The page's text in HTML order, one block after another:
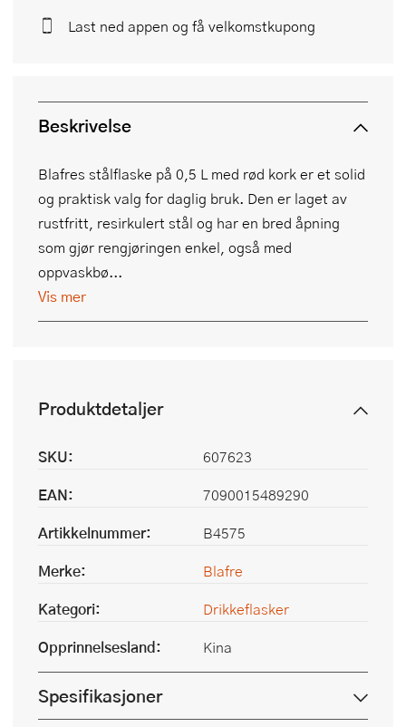
Beskrivelse
Blafres stålflaske på 0,5 L med rød kork er et solid
og praktisk valg for daglig bruk. Den er laget av
rustfritt, resirkulert stål og har en bred åpning
som gjør rengjøringen enkel, også med
oppvaskbø...
Vis mer
Last ned appen og få velkomstkupong
Produktdetaljer
SKU:
607623
EAN:
7090015489290
Artikkelnummer:
B4575
Merke:
Blafre
Kategori:
Drikkeflasker
Opprinnelsesland:
Kina
Spesifikasjoner